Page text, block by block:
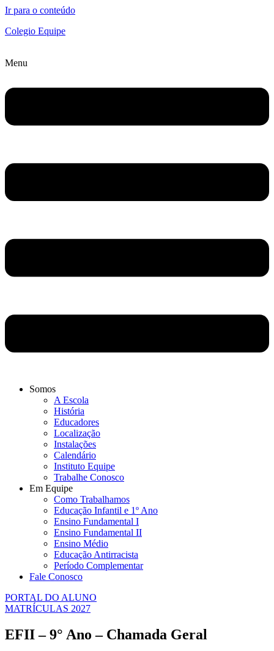
Ir para o conteúdo
Colegio Equipe
Menu
Somos
A Escola
História
Educadores
Localização
Instalações
Calendário
Instituto Equipe
Trabalhe Conosco
Em Equipe
Como Trabalhamos
Educação Infantil e 1º Ano
Ensino Fundamental I
Ensino Fundamental II
Ensino Médio
Educação Antirracista
Período Complementar
Fale Conosco
PORTAL DO ALUNO
MATRÍCULAS 2027
EFII – 9° Ano – Chamada Geral